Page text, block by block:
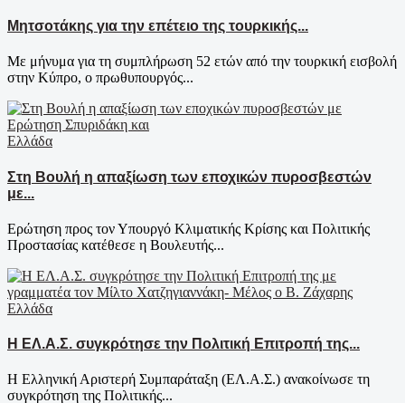
Μητσοτάκης για την επέτειο της τουρκικής...
Με μήνυμα για τη συμπλήρωση 52 ετών από την τουρκική εισβολή
στην Κύπρο, ο πρωθυπουργός...
Ελλάδα
Στη Βουλή η απαξίωση των εποχικών πυροσβεστών
με...
Ερώτηση προς τον Υπουργό Κλιματικής Κρίσης και Πολιτικής
Προστασίας κατέθεσε η Βουλευτής...
Ελλάδα
Η ΕΛ.Α.Σ. συγκρότησε την Πολιτική Επιτροπή της...
Η Ελληνική Αριστερή Συμπαράταξη (ΕΛ.Α.Σ.) ανακοίνωσε τη
συγκρότηση της Πολιτικής...